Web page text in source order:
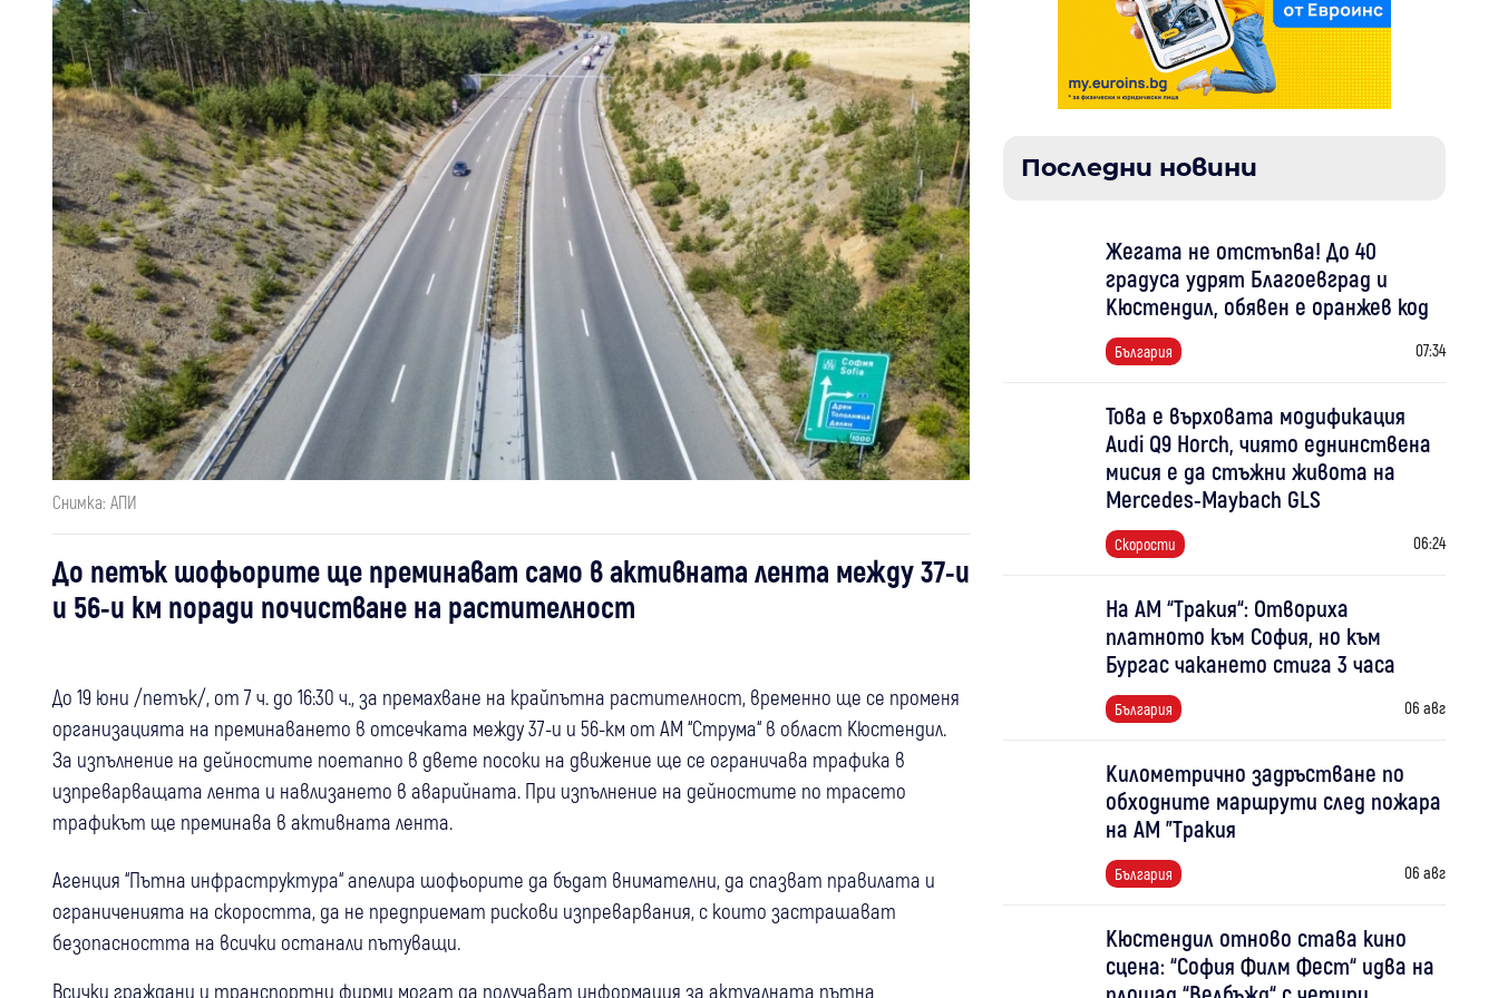
Снимка: АПИ
До петък шофьорите ще преминават само в активната лента между 37-и
и 56-и км поради почистване на растителност
До 19 юни /петък/, от 7 ч. до 16:30 ч., за премахване на крайпътна растителност, временно ще се променя
организацията на преминаването в отсечката между 37-и и 56-км от АМ “Струма“ в област Кюстендил.
За изпълнение на дейностите поетапно в двете посоки на движение ще се ограничава трафика в
изпреварващата лента и навлизането в аварийната. При изпълнение на дейностите по трасето
трафикът ще преминава в активната лента.
Агенция “Пътна инфраструктура“ апелира шофьорите да бъдат внимателни, да спазват правилата и
ограниченията на скоростта, да не предприемат рискови изпреварвания, с които застрашават
безопасността на всички останали пътуващи.
Всички граждани и транспортни фирми могат да получават информация за актуалната пътна
Последни новини
Жегата не отстъпва! До 40
градуса удрят Благоевград и
Кюстендил, обявен е оранжев код
България 07:34
Това е върховата модификация
Audi Q9 Horch, чиято еднинствена
мисия е да стъжни живота на
Mercedes-Maybach GLS
Скорости 06:24
На АМ “Тракия“: Отвориха
платното към София, но към
Бургас чакането стига 3 часа
България 06 авг
Километрично задръстване по
обходните маршрути след пожара
на АМ "Тракия
България 06 авг
Кюстендил отново става кино
сцена: “София Филм Фест“ идва на